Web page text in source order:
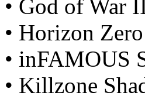
• God of War
• Horizon
• inFAMOUS
• Killzone